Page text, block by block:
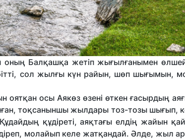
оның Балқашқа жетіп жығылғанымен
сол жылғы күн райын, шөп шығымын,
осы Аякөз өзені өткен ғасырдың
тоқсаныншы жылдары тоз-тозы шығып,
құдіреті, аяқтағы елдің жайын
молайып келе жатқандай. Әлде, жыл